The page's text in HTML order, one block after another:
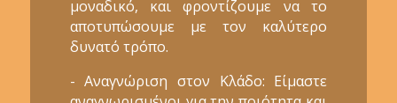
μοναδικό, και φροντίζουμε να το
αποτυπώσουμε με τον καλύτερο
δυνατό τρόπο.
- Αναγνώριση στον Κλάδο: Είμαστε